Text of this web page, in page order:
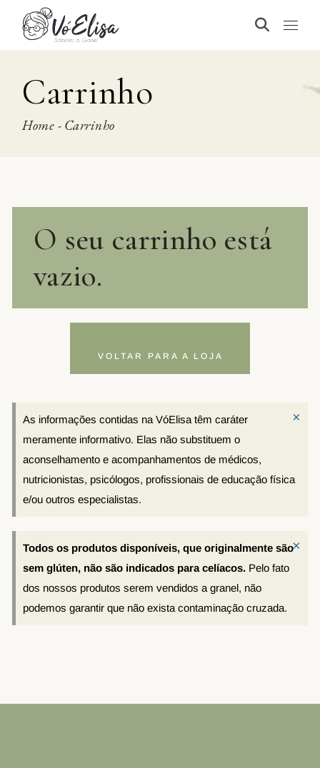
Carrinho
Home Carrinho
O seu carrinho está
vazio.
VOLTAR PARA A LOJA
As informações contidas na VóElisa têm caráter
meramente informativo. Elas não substituem o
aconselhamento e acompanhamentos de médicos,
nutricionistas, psicólogos, profissionais de educação física
e/ou outros especialistas.
×
Todos os produtos disponíveis, que originalmente são
sem glúten, não são indicados para celíacos.Pelo fato
dos nossos produtos serem vendidos a granel, não
podemos garantir que não exista contaminação cruzada.
×